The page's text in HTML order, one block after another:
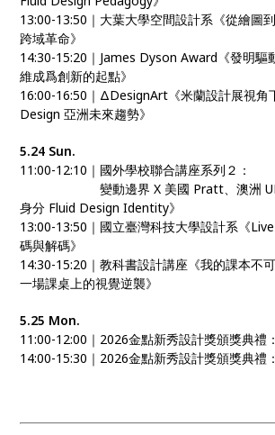
13:00-13:50｜大葉大學空間設計系《從繪圖
跨域革命》
14:30-15:20｜James Dyson Award《發明驅
維成爲創新的起點》
16:00-16:50｜ΔDesignArt《米蘭設計展視角
Design 亞洲未來趨勢》
5.24 Sun.
11:00-12:10｜國外學校聯合講座系列２：
11:00-12:10｜變動邊界 X 美國 Pratt、澳洲
身分 Fluid Design Identity》
13:00-13:50｜國立臺灣科技大學設計系《
碼與解碼》
14:30-15:20｜教科書設計講座《我的課本
一場課桌上的視覺逆襲》
5.25 Mon.
11:00-12:00｜2026金點新秀設計獎頒獎典禮
14:00-15:30｜2026金點新秀設計獎頒獎典禮